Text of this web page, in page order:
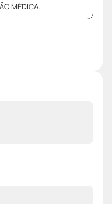
MÉDICA.